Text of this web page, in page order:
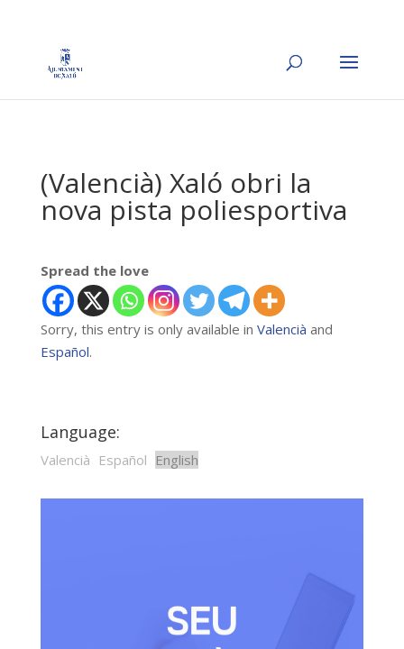
(Valencià) Xaló obri la
nova pista poliesportiva
Spread the love
Sorry, this entry is only available in Valencià and
Español.
Language:
Valencià Español English